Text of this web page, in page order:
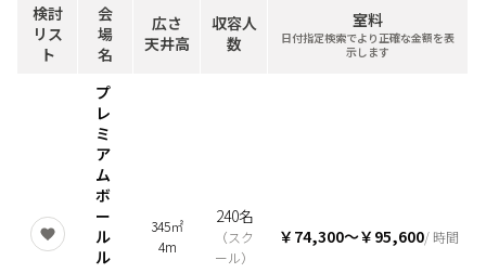
検討
リス
ト
会
場
名
広さ
天井高
収容人
数
室料
日付指定検索でより正確な金額を表
示します
プ
レ
ミ
ア
ム
ボ
ー
ル
ル
345㎡
4m
240名
（スク
ール）
￥74,300〜￥95,600/ 時間